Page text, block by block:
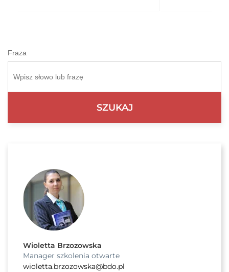
Fraza
Wioletta Brzozowska
Manager szkolenia otwarte
wioletta.brzozowska@bdo.pl